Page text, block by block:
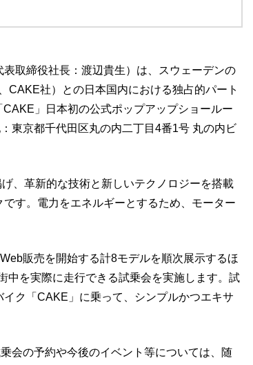
取締役社長：渡辺貴生）は、スウェーデンの
CAKE社）との日本国内における独占的パート
」日本初の公式ポップアップショールー
東京都千代田区丸の内二丁目4番1号 丸の内ビ
、革新的な技術と新しいテクノロジーを搭載
す。電力をエネルギーとするため、モーター
販売を開始する計8モデルを順次展示するほ
中を実際に走行できる試乗会を実施します。試
ク「CAKE」に乗って、シンプルかつエキサ
会の予約や今後のイベント等については、随